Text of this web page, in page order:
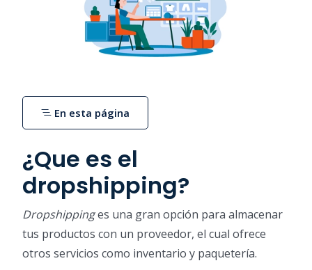
¿Que es el
dropshipping?
Dropshippinges una gran opción para almacenar
tus productos con un proveedor, el cual ofrece
otros servicios como inventario y paquetería.
En esta página